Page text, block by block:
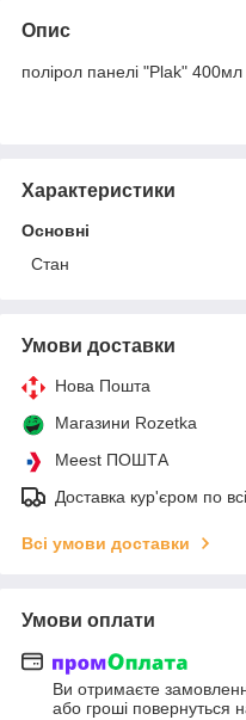
Опис
полірол панелі "Plak"
Характеристики
Основні
Стан
Умови доставки
Нова Пошта
Магазини Rozetka
Meest ПОШТА
Доставка кур'єром по
Всі умови доставки
Умови оплати
Ви отримаєте
або гроші повернуться